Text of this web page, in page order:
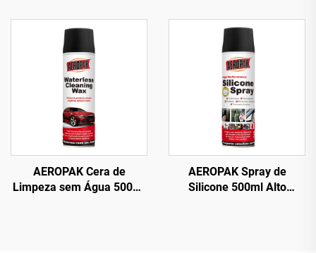
Interna
Carro
AEROPAK Cera de
Limpeza sem Água 500ml
AEROPAK Spray de
Silicone 500ml Alto